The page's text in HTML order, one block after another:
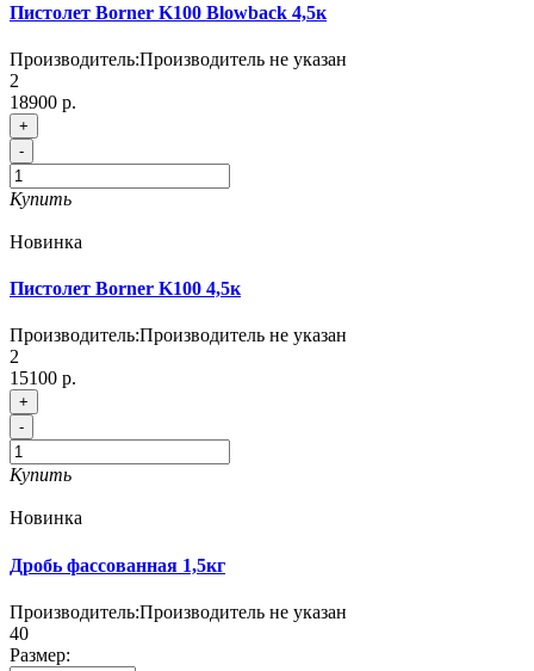
Пистолет Borner K100 Blowback 4,5к
Производитель:Производитель не указан
2
18900 р.
+
-
Купить
Новинка
Пистолет Borner K100 4,5к
Производитель:Производитель не указан
2
15100 р.
+
-
Купить
Новинка
Дробь фассованная 1,5кг
Производитель:Производитель не указан
40
Размер: